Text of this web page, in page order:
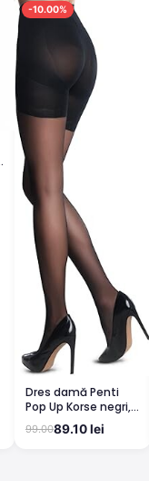
-10.00%
Dres damă Penti
Pop Up Korse negri,
semi lucioși
99.0089.10 lei